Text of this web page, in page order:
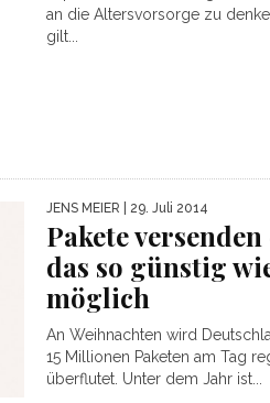
an die Altersvorsorge zu
gilt...
JENS MEIER | 29. Juli 2014
Pakete
das so günstig
möglich
An Weihnachten wird
15 Millionen Paketen am Tag
überflutet. Unter dem Jahr ist...